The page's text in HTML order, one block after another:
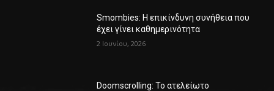
Smombies: Η επικίνδυνη συνήθεια που
έχει γίνει καθημερινότητα
2 Ιουνίου, 2026
Doomscrolling: Το ατελείωτο